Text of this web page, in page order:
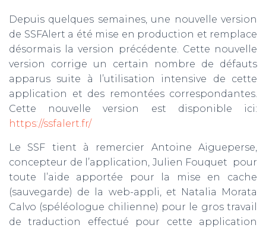
Depuis quelques semaines, une nouvelle version
de SSFAlert a été mise en production et remplace
désormais la version précédente. Cette nouvelle
version corrige un certain nombre de défauts
apparus suite à l’utilisation intensive de cette
application et des remontées correspondantes.
Cette nouvelle version est disponible ici:
https://ssfalert.fr/
Le SSF tient à remercier Antoine Aigueperse,
concepteur de l’application, Julien Fouquet pour
toute l’aide apportée pour la mise en cache
(sauvegarde) de la web-appli, et Natalia Morata
Calvo (spéléologue chilienne) pour le gros travail
de traduction effectué pour cette application